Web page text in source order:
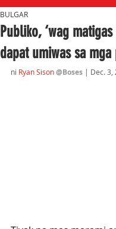
Publiko, ‘wag
dapat umiwas sa
BULGAR
ni Ryan Sison@Boses | Dec. 3,